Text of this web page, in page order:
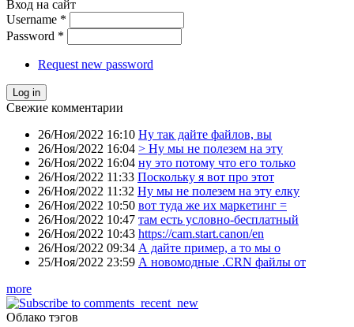
Вход на сайт
Username *
Password *
Request new password
Свежие комментарии
26/Ноя/2022 16:10 Ну так дайте файлов, вы
26/Ноя/2022 16:04 > Ну мы не полезем на эту
26/Ноя/2022 16:04 ну это потому что его только
26/Ноя/2022 11:33 Поскольку я вот про этот
26/Ноя/2022 11:32 Ну мы не полезем на эту елку
26/Ноя/2022 10:50 вот туда же их маркетинг =
26/Ноя/2022 10:47 там есть условно-бесплатный
26/Ноя/2022 10:43 https://cam.start.canon/en
26/Ноя/2022 09:34 А дайте пример, а то мы о
25/Ноя/2022 23:59 А новомодные .CRN файлы от
more
Облако тэгов